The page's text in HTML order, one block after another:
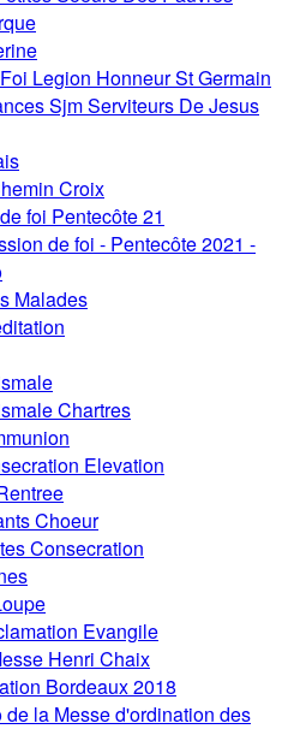
Legion Honneur St Germain
Sjm Serviteurs De Jesus
Croix
foi Pentecôte 21
de foi - Pentecôte 2021 -
Malades
Chartres
Elevation
Choeur
Consecration
Evangile
Henri Chaix
Bordeaux 2018
de la Messe d'ordination des